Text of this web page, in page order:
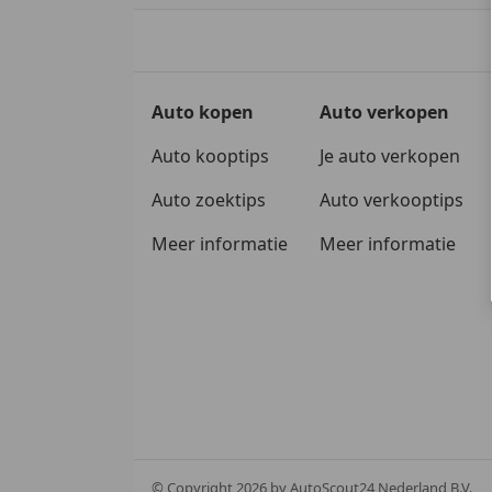
Auto kopen
Auto kooptips
Auto zoektips
Meer informatie
Auto verkopen
Je auto verkopen
Auto verkooptips
Meer informatie
© Copyright 2026 by AutoScout24 Nederland B.V.